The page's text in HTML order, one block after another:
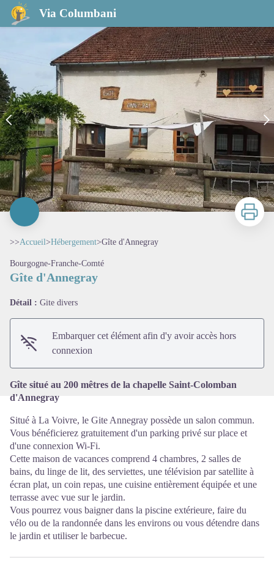
Via Columbani
Gîte d'Annegray
Imprimer
>>Accueil>Hébergement>Gîte d'Annegray
Bourgogne-Franche-Comté
Gîte d'Annegray
Détail : Gite divers
Embarquer cet élément afin d'y avoir accès hors
connexion
Gîte situé au 200 mêtres de la chapelle Saint-Colomban
d'Annegray
Situé à La Voivre, le Gite Annegray possède un salon commun.
Vous bénéficierez gratuitement d'un parking privé sur place et
d'une connexion Wi-Fi.
Cette maison de vacances comprend 4 chambres, 2 salles de
bains, du linge de lit, des serviettes, une télévision par satellite à
écran plat, un coin repas, une cuisine entièrement équipée et une
terrasse avec vue sur le jardin.
Vous pourrez vous baigner dans la piscine extérieure, faire du
vélo ou de la randonnée dans les environs ou vous détendre dans
le jardin et utiliser le barbecue.